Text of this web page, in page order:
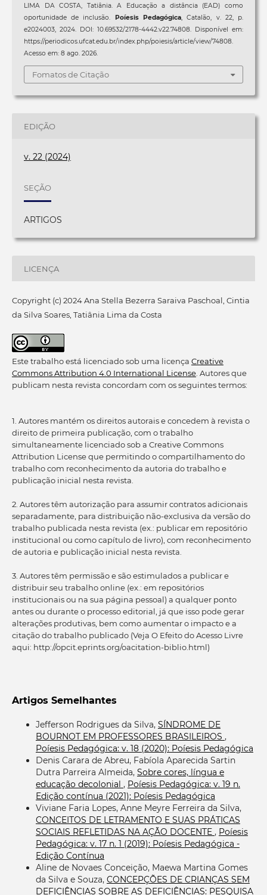
LIMA DA COSTA, Tatiânia. A Educação a distância (EAD) como
oportunidade de inclusão. Poíesis Pedagógica, Catalão, v. 22, p.
e2024003, 2024. DOI: 10.69532/2178-4442.v22.74808. Disponível em:
https://periodicos.ufcat.edu.br/index.php/poiesis/article/view/74808.
Acesso em: 8 ago. 2026.
Fomatos de Citação
EDIÇÃO
v. 22 (2024)
SEÇÃO
ARTIGOS
LICENÇA
Copyright (c) 2024 Ana Stella Bezerra Saraiva Paschoal, Cintia
da Silva Soares, Tatiânia Lima da Costa
Este trabalho está licenciado sob uma licença Creative
Commons Attribution 4.0 International License. Autores que
publicam nesta revista concordam com os seguintes termos:
1. Autores mantém os direitos autorais e concedem à revista o
direito de primeira publicação, com o trabalho
simultaneamente licenciado sob a Creative Commons
Attribution License que permitindo o compartilhamento do
trabalho com reconhecimento da autoria do trabalho e
publicação inicial nesta revista.
2. Autores têm autorização para assumir contratos adicionais
separadamente, para distribuição não-exclusiva da versão do
trabalho publicada nesta revista (ex.: publicar em repositório
institucional ou como capítulo de livro), com reconhecimento
de autoria e publicação inicial nesta revista.
3. Autores têm permissão e são estimulados a publicar e
distribuir seu trabalho online (ex.: em repositórios
institucionais ou na sua página pessoal) a qualquer ponto
antes ou durante o processo editorial, já que isso pode gerar
alterações produtivas, bem como aumentar o impacto e a
citação do trabalho publicado (Veja O Efeito do Acesso Livre
aqui: http://opcit.eprints.org/oacitation-biblio.html)
Artigos Semelhantes
Jefferson Rodrigues da Silva, SÍNDROME DE
BOURNOT EM PROFESSORES BRASILEIROS ,
Poíesis Pedagógica: v. 18 (2020): Poíesis Pedagógica
Denis Carara de Abreu, Fabíola Aparecida Sartin
Dutra Parreira Almeida, Sobre cores, língua e
educação decolonial , Poíesis Pedagógica: v. 19 n.
Edição contínua (2021): Poíesis Pedagógica
Viviane Faria Lopes, Anne Meyre Ferreira da Silva,
CONCEITOS DE LETRAMENTO E SUAS PRÁTICAS
SOCIAIS REFLETIDAS NA AÇÃO DOCENTE , Poíesis
Pedagógica: v. 17 n. 1 (2019): Poíesis Pedagógica -
Edição Contínua
Aline de Novaes Conceição, Maewa Martina Gomes
da Silva e Souza, CONCEPÇÕES DE CRIANÇAS SEM
DEFICIÊNCIAS SOBRE AS DEFICIÊNCIAS: PESQUISA